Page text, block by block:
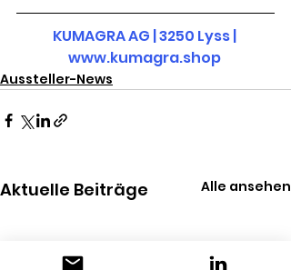
KUMAGRA AG | 3250 Lyss |
www.kumagra.shop
Aussteller-News
Aktuelle Beiträge Alle ansehen